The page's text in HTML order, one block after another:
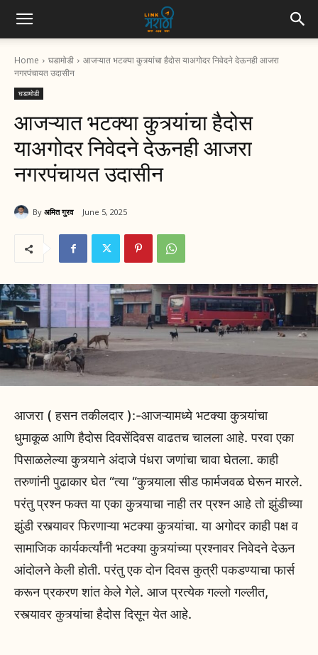
Home घडामोडी
आजऱ्यात भटक्या कुत्र्यांचा हैदोस याअगोदर निवेदने देऊनही आजरा
नगरपंचायत उदासीन
घडामोडी
आजऱ्यात भटक्या कुत्र्यांचा हैदोस
याअगोदर निवेदने देऊनही आजरा
नगरपंचायत उदासीन
By अमित गुरव June 5, 2025
आजरा ( हसन तकीलदार ):-आजऱ्यामध्ये भटक्या कुत्र्यांचा
धुमाकूळ आणि हैदोस दिवसेंदिवस वाढतच चालला आहे. परवा एका
पिसाळलेल्या कुत्र्याने अंदाजे पंधरा जणांचा चावा घेतला. काही
तरुणांनी पुढाकार घेत “त्या “कुत्र्याला सीड फार्मजवळ घेरून मारले.
परंतु प्रश्न फक्त या एका कुत्र्याचा नाही तर प्रश्न आहे तो झुंडीच्या
झुंडी रस्त्यावर फिरणाऱ्या भटक्या कुत्र्यांचा. या अगोदर काही पक्ष व
सामाजिक कार्यकर्त्यांनी भटक्या कुत्र्यांच्या प्रश्नावर निवेदने देऊन
आंदोलने केली होती. परंतु एक दोन दिवस कुत्री पकडण्याचा फार्स
करून प्रकरण शांत केले गेले. आज प्रत्येक गल्लो गल्लीत,
रस्त्यावर कुत्र्यांचा हैदोस दिसून येत आहे.